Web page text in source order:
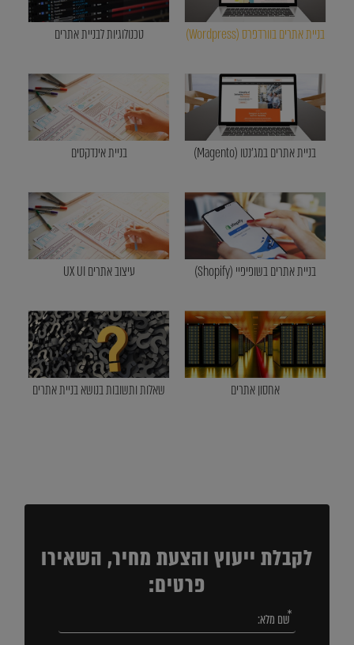
בניית אתרים בוורדפרס (Wordpress) טכנולוגיות לבניית אתרים
בניית אתרים במג'נטו (Magento) בניית אינדקסים
בניית אתרים בשופיפיי (Shopify) עיצוב אתרים UX UI
אחסון אתרים שאלות ותשובות בנושא בניית אתרים
לקבלת ייעוץ והצעת מחיר, השאירו
פרטים: